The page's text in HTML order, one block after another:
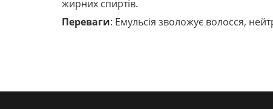
жирних спиртів.
Переваги: Емульсія зволожує волосся,